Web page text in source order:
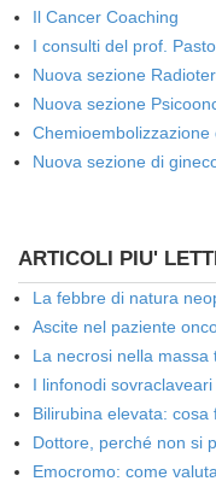
Il Cancer Coaching
I consulti del prof.
Nuova sezione
Nuova sezione
Nuova sezione di
ARTICOLI PIU'
La febbre di natura
Ascite nel paziente
La necrosi nella massa
I linfonodi
Bilirubina elevata: cosa
Dottore, perché non si
Emocromo: come